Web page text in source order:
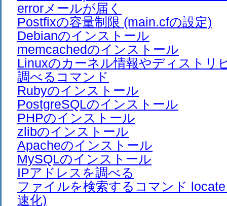
errorメールが届く
Postfixの容量制限 (main.cfの設定)
Debianのインストール
memcachedのインストール
Linuxのカーネル情報やディストリ
調べるコマンド
Rubyのインストール
PostgreSQLのインストール
PHPのインストール
zlibのインストール
Apacheのインストール
MySQLのインストール
IPアドレスを調べる
ファイルを検索するコマンド
速化)